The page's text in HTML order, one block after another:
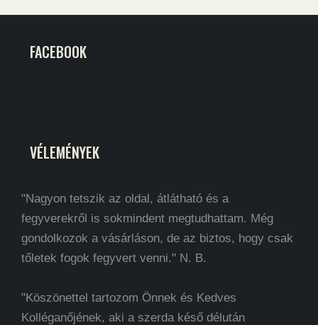
FACEBOOK
VÉLEMÉNYEK
"Nagyon tetszik az oldal, átlátható és a
fegyverekről is sokmindent megtudhattam. Még
gondolkozok a vásárláson, de az biztos, hogy csak
tőletek fogok fegyvert venni." N. B.
"Köszönettel tartozom Önnek és Kedves
Kolléganőjének, aki a szerda késő délután